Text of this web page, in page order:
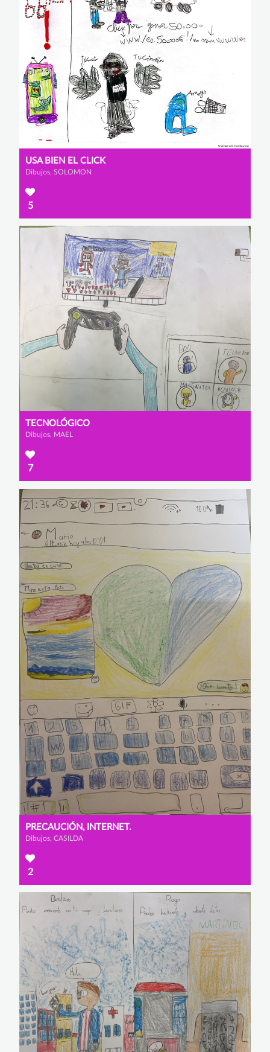
USA BIEN EL CLICK
Dibujos, SOLOMON
5
TECNOLÓGICO
Dibujos, MAEL
7
PRECAUCIÓN, INTERNET.
Dibujos, CASILDA
2